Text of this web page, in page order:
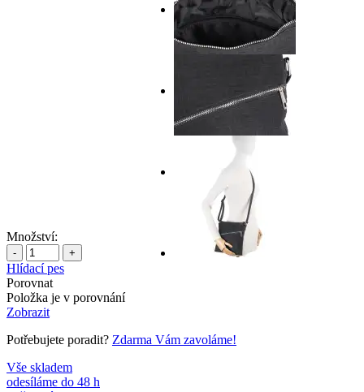
Množství:
- +
Hlídací pes
Porovnat
Položka je v porovnání
Zobrazit
Potřebujete poradit? Zdarma Vám zavoláme!
Vše skladem
odesíláme do 48 h